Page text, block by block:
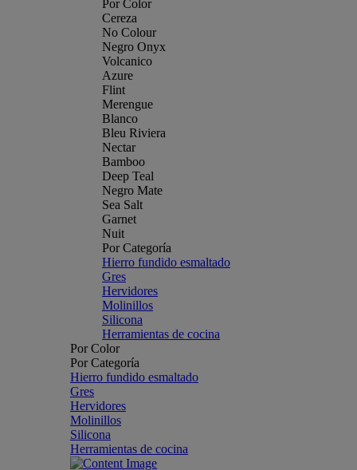
Por Color
Cereza
No Colour
Negro Onyx
Volcanico
Azure
Flint
Merengue
Blanco
Bleu Riviera
Nectar
Bamboo
Deep Teal
Negro Mate
Sea Salt
Garnet
Nuit
Por Categoría
Hierro fundido esmaltado
Gres
Hervidores
Molinillos
Silicona
Herramientas de cocina
Por Color
Por Categoría
Hierro fundido esmaltado
Gres
Hervidores
Molinillos
Silicona
Herramientas de cocina